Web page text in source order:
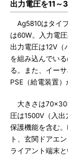
出力電圧を11～
Ag5810はタイ
は60W。入力電
出力電圧は12V（
を組み込んでい
る。また、イー
PSE（給電装置）
大きさは
圧は1500V（入
保護機能を含む
ト、玄関ドアエ
ライアント端末